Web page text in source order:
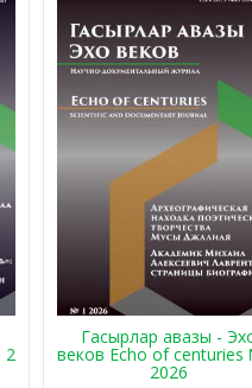
2
Гасырлар авазы -
веков Echo of
2026